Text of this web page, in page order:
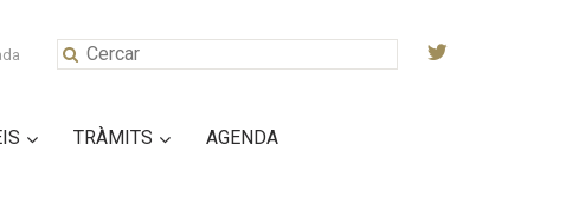
TRÀMITS AGENDA